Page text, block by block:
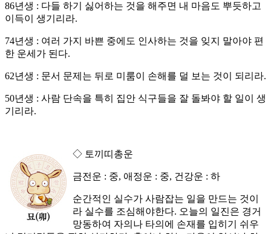
86년생 : 다들 하기 싫어하는 것을 해주면 내 마음도 뿌듯하고
이득이 생기리라.
74년생 : 여러 가지 바쁜 중에도 인사하는 것을 잊지 말아야 편
한 운세가 된다.
62년생 : 문서 문제는 뒤로 미룸이 손해를 덜 보는 것이 되리라.
50년생 : 사람 단속을 특히 집안 식구들을 잘 돌봐야 할 일이 생
기리라.
◇ 토끼띠총운
금전운 : 중, 애정운 : 중, 건강운 : 하
순간적인 실수가 사람잡는 일을 만드는 것이
라 실수를 조심해야한다. 오늘의 일진은 경거
망동하여 자의나 타의에 손재를 입히기 쉬우